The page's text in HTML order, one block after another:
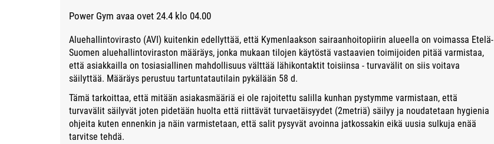
Power Gym avaa ovet 24.4 klo 04.00
Aluehallintovirasto (AVI) kuitenkin edellyttää, että Kymenlaakson sairaanhoitopiirin alueella on voimassa Etelä-
Suomen aluehallintoviraston määräys, jonka mukaan tilojen käytöstä vastaavien toimijoiden pitää varmistaa,
että asiakkailla on tosiasiallinen mahdollisuus välttää lähikontaktit toisiinsa - turvavälit on siis voitava
säilyttää. Määräys perustuu tartuntatautilain pykälään 58 d.
Tämä tarkoittaa, että mitään asiakasmääriä ei ole rajoitettu salilla kunhan pystymme varmistaan, että
turvavälit säilyvät joten pidetään huolta että riittävät turvaetäisyydet (2metriä) säilyy ja noudatetaan hygienia
ohjeita kuten ennenkin ja näin varmistetaan, että salit pysyvät avoinna jatkossakin eikä uusia sulkuja enää
tarvitse tehdä.